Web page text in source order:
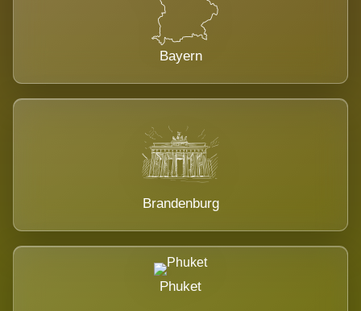
Bayern
Brandenburg
Phuket